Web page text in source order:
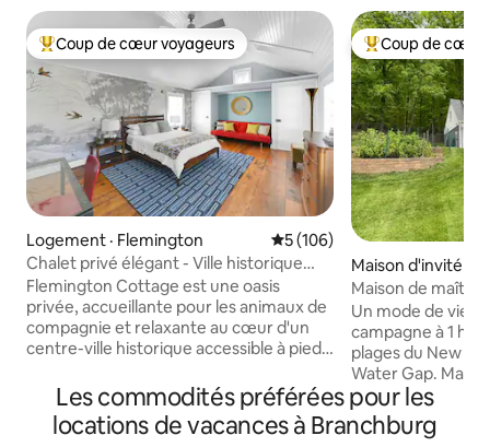
Coup de cœur voyageurs parmi les plus aimés
Coup de cœur voyageurs
Logement · Flemington Note moyenne de 5 sur 5,
5 (106)
Chalet privé élégant - Ville historique
accessible à pied
Flemington Cottage est une oasis
privée, accueillante pour les animaux de
compagnie et relaxante au cœur d'un
centre-ville historique accessible à pied.
éléments modernes et historiques, il
dispose d'une literie de luxe, de deux lits
queen size, d'un lit de jour, d'une cuisine
Coup de cœur
Coup de cœur
Maison d'invité ·
r
Maison de maître
Un mode de vie
campagne à 1
plages du New
Water Gap.
observez les
historiques où
marché. Le terrain de 2 acres pour les
Les commodités préférées pour les
locations de vacances à Branchburg